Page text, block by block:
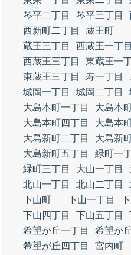
琴平二丁目
琴平三丁目
西新町二丁目
蔵王町
蔵王三丁目
西蔵王一丁目
西蔵王三丁目
東蔵王一
東蔵王三丁目
寿一丁目
城岡一丁目
城岡二丁目
大島本町一丁目
大島本
大島本町四丁目
大島本
大島新町二丁目
大島新
大島新町五丁目
緑町一
緑町三丁目
大山一丁目
北山一丁目
北山二丁目
下山町
下山一丁目
下山四丁目
下山五丁目
希望が丘一丁目
希望が
希望が丘四丁目
宮内町